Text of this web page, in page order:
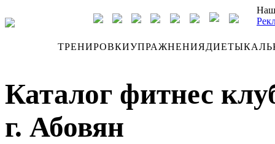
ТРЕНИРОВКИУПРАЖНЕНИЯДИЕТЫ
Каталог фитнес
г. Абовян